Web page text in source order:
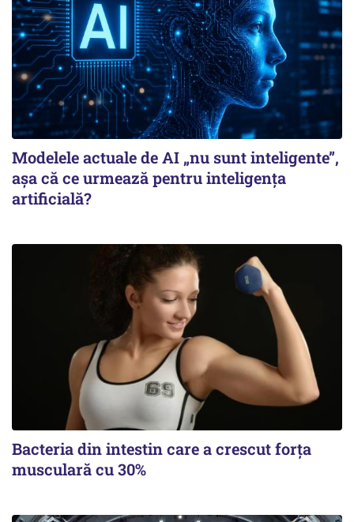
Modelele actuale de AI „nu sunt inteligente”,
așa că ce urmează pentru inteligența
artificială?
Bacteria din intestin care a crescut forța
musculară cu 30%